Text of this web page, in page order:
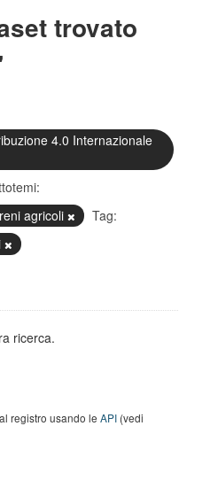
trovato
4.0 Internazionale
agricoli
Tag:
ricerca.
registro usando le API (vedi